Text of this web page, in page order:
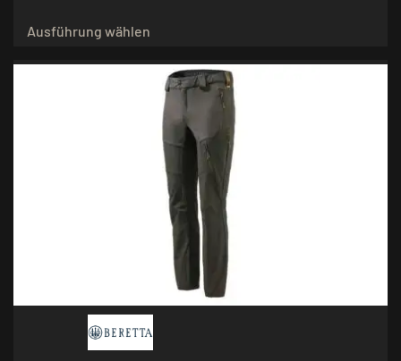
Ausführung wählen
mehrere
Varianten
auf.
Die
Optionen
können
auf
der
Produktseite
gewählt
werden